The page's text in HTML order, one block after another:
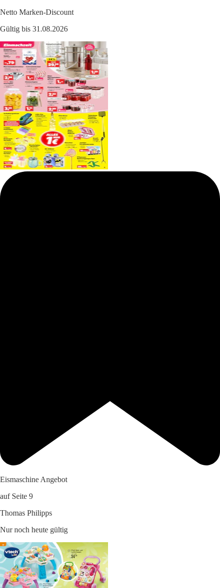
Netto Marken-Discount
Gültig bis 31.08.2026
Eismaschine Angebot
auf Seite 9
Thomas Philipps
Nur noch heute gültig